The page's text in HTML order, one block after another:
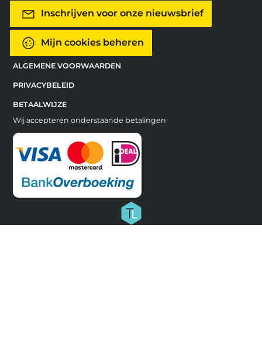
Inschrijven voor onze nieuwsbrief
Mijn cookies beheren
ALGEMENE VOORWAARDEN
PRIVACYBELEID
BETAALWIJZE
Wij accepteren onderstaande betalingen